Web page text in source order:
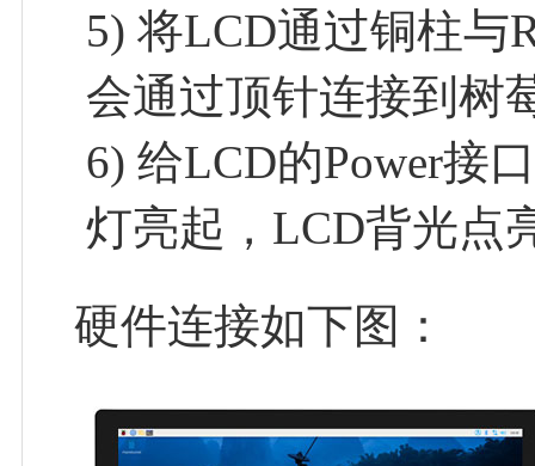
5) 将LCD通过铜柱与
会通过顶针连接到树
6) 给LCD的Power接
灯亮起，LCD背光点
硬件连接如下图：